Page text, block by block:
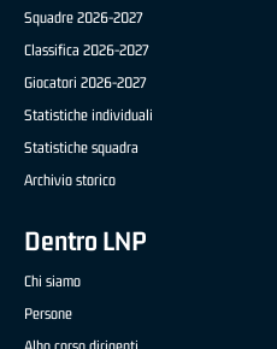
Squadre 2026-2027
Classifica 2026-2027
Giocatori 2026-2027
Statistiche individuali
Statistiche squadra
Archivio storico
Dentro LNP
Chi siamo
Persone